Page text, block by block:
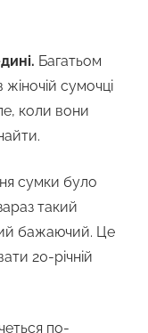
Багатьом
сумочці
коли вони
сумки було
такий
бажаючий. Це
20-річній
по-